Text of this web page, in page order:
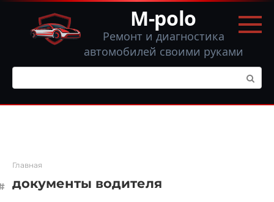
Перейти
контенту
M-polo
Ремонт и диагностика
автомобилей своими руками
Поиск:
Главная
документы водителя